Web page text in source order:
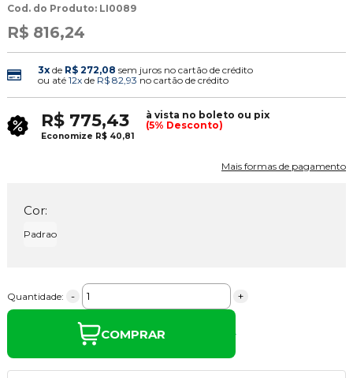
Cod. do Produto: LI0089
R$ 816,24
3xde R$ 272,08 sem juros no cartão de crédito
ou até 12xde R$ 82,93 no cartão de crédito
R$ 775,43
à vista no boleto ou pix
(5% Desconto)
Economize R$ 40,81
Mais formas de pagamento
Cor:
Padrao
Quantidade: - +
COMPRAR